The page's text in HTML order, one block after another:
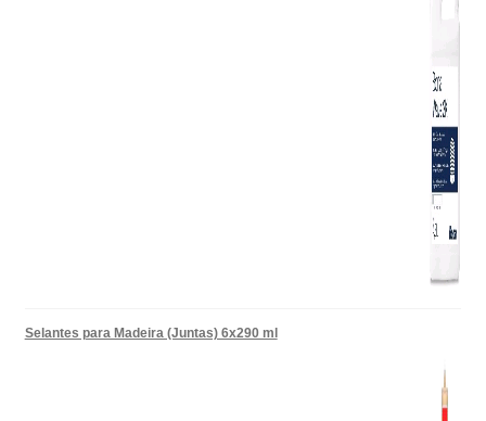
Selantes para Madeira (Juntas) 6x290 ml